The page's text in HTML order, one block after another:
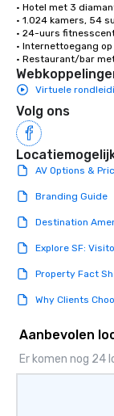
• Hotel met 3
• 1.024 kamers, 54
• 24-uurs
• Internettoegang
• Restaurant/bar
Virtuele
Volg ons
AV Options &
Branding Guide
Destination
Explore SF:
Property Fact
Why Clients
Aanbevolen
Er komen nog